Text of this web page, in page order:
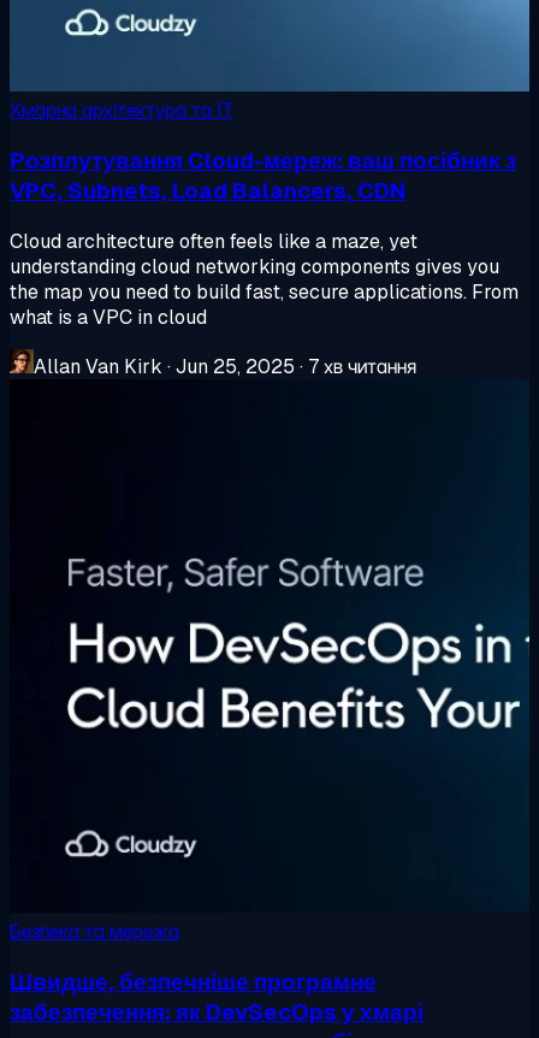
Хмарна архітектура та IT
Розплутування Cloud-мереж: ваш посібник з
VPC, Subnets, Load Balancers, CDN
Cloud architecture often feels like a maze, yet
understanding cloud networking components gives you
the map you need to build fast, secure applications. From
what is a VPC in cloud
Allan Van Kirk ·Jun 25, 2025 · 7 хв читання
Безпека та мережа
Швидше, безпечніше програмне
забезпечення: як DevSecOps у хмарі